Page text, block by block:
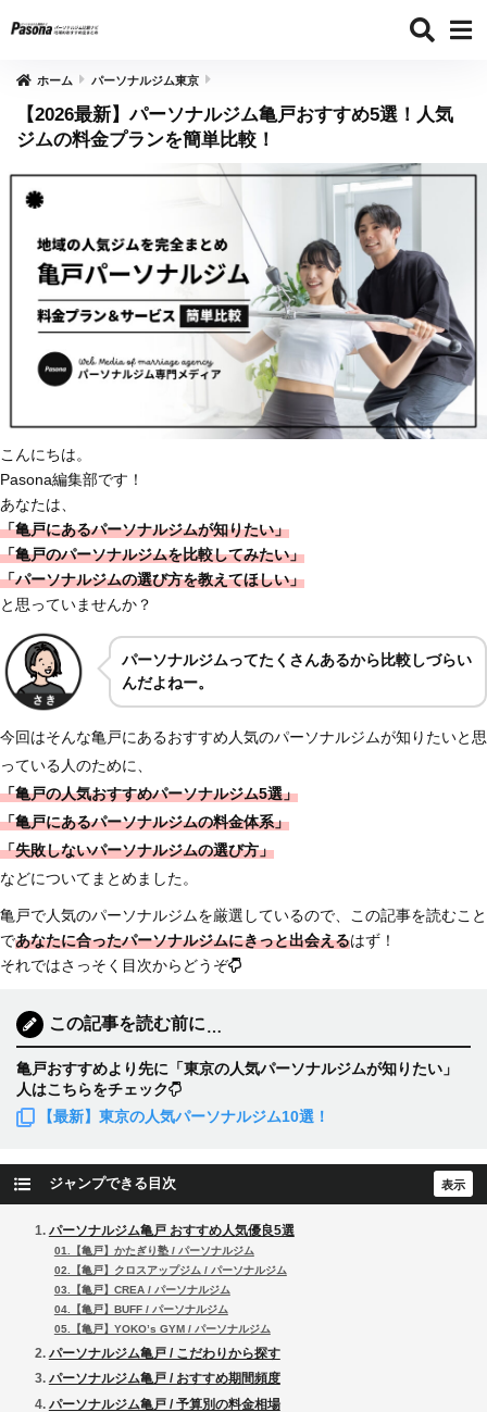
ホーム パーソナルジム東京
【2026最新】パーソナルジム亀戸おすすめ5選！人気
ジムの料金プランを簡単比較！
こんにちは。
Pasona編集部です！
あなたは、
「亀戸にあるパーソナルジムが知りたい」
「亀戸のパーソナルジムを比較してみたい」
「パーソナルジムの選び方を教えてほしい」
と思っていませんか？
パーソナルジムってたくさんあるから比較しづらい
んだよねー。
今回はそんな亀戸にあるおすすめ人気のパーソナルジムが知りたいと思
っている人のために、
「亀戸の人気おすすめパーソナルジム5選」
「亀戸にあるパーソナルジムの料金体系」
「失敗しないパーソナルジムの選び方」
などについてまとめました。
亀戸で人気のパーソナルジムを厳選しているので、この記事を読むこと
であなたに合ったパーソナルジムにきっと出会えるはず！
それではさっそく目次からどうぞ
この記事を読む前に…
亀戸おすすめより先に「東京の人気パーソナルジムが知りたい」
人はこちらをチェック
【最新】東京の人気パーソナルジム10選！
ジャンプできる目次
パーソナルジム亀戸 おすすめ人気優良5選
01.【亀戸】かたぎり塾 / パーソナルジム
02.【亀戸】クロスアップジム / パーソナルジム
03.【亀戸】CREA / パーソナルジム
04.【亀戸】BUFF / パーソナルジム
05.【亀戸】YOKO’s GYM / パーソナルジム
パーソナルジム亀戸 / こだわりから探す
パーソナルジム亀戸 / おすすめ期間頻度
パーソナルジム亀戸 / 予算別の料金相場